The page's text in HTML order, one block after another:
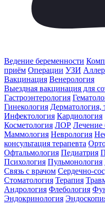
Ведение беременности
приём Операции УЗИ
Вакцинация Венерология
Выездная вакцинация для
Гастроэнтерология
Гинекология Дерматология,
Инфектология Кардиология
Косметология ЛОР Лечение
Маммология Неврология
консультация терапевта
Офтальмология Педиатрия
Психология Пульмонология
Связь с врачом Сердечно-
Стоматология Терапия
Андрология Флебология
Эндокринология